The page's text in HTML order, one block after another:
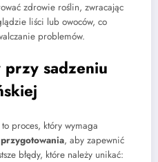
zdrowie roślin, zwracając
liści lub owoców, co
problemów.
przy sadzeniu
proces, który wymaga
, aby zapewnić
błędy, które należy unikać: